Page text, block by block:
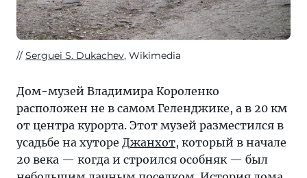
Serguei S. Dukachev, Wikimedia
Дом-музей Владимира Короленко
расположен не в самом Геленджике, а в 20 км
от центра курорта. Этот музей разместился в
усадьбе на хуторе Джанхот, который в начале
20 века — когда и строился особняк — был